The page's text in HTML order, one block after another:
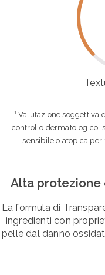
¹ Valutazione soggettiva
controllo dermatologico,
sensibile o atopica
Alta protezione
La formula di
ingredienti con
pelle dal danno